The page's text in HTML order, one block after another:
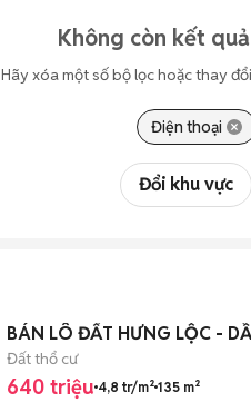
Không còn kết
Hãy xóa một số bộ lọc hoặc thay
Điện thoại
Đổi khu vực
BÁN LÔ ĐẤT HƯNG LỘC -
Đất thổ cư
640 triệu 4,8 tr/m² 135 m²